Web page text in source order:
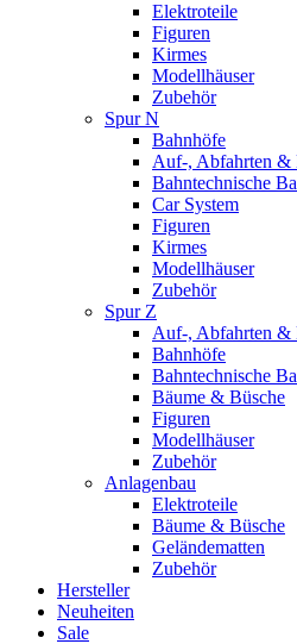
Elektroteile
Figuren
Kirmes
Modellhäuser
Zubehör
Spur N
Bahnhöfe
Auf-, Abfahrten &
Bahntechnische
Car System
Figuren
Kirmes
Modellhäuser
Zubehör
Spur Z
Auf-, Abfahrten &
Bahnhöfe
Bahntechnische
Bäume & Büsche
Figuren
Modellhäuser
Zubehör
Anlagenbau
Elektroteile
Bäume & Büsche
Geländematten
Zubehör
Hersteller
Neuheiten
Sale